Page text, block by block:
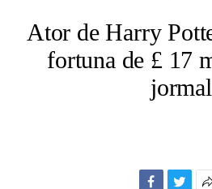
Ator de Harry
fortuna de £ 17
jormal